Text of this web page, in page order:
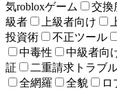
気robloxゲーム
交換
級者
上級者向け
投資術
不正ツール
中毒性
中級者向
証
二重請求トラブ
全網羅
全貌 ロ